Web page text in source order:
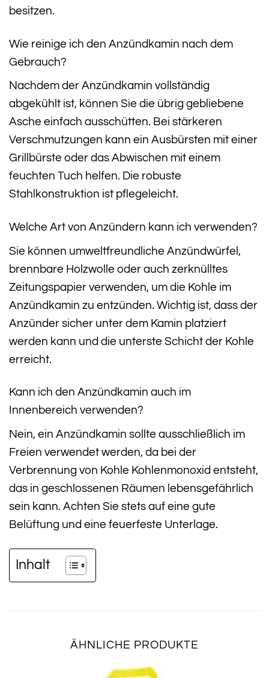
besitzen.
Wie reinige ich den Anzündkamin nach dem
Gebrauch?
Nachdem der Anzündkamin vollständig
abgekühlt ist, können Sie die übrig gebliebene
Asche einfach ausschütten. Bei stärkeren
Verschmutzungen kann ein Ausbürsten mit einer
Grillbürste oder das Abwischen mit einem
feuchten Tuch helfen. Die robuste
Stahlkonstruktion ist pflegeleicht.
Welche Art von Anzündern kann ich verwenden?
Sie können umweltfreundliche Anzündwürfel,
brennbare Holzwolle oder auch zerknülltes
Zeitungspapier verwenden, um die Kohle im
Anzündkamin zu entzünden. Wichtig ist, dass der
Anzünder sicher unter dem Kamin platziert
werden kann und die unterste Schicht der Kohle
erreicht.
Kann ich den Anzündkamin auch im
Innenbereich verwenden?
Nein, ein Anzündkamin sollte ausschließlich im
Freien verwendet werden, da bei der
Verbrennung von Kohle Kohlenmonoxid entsteht,
das in geschlossenen Räumen lebensgefährlich
sein kann. Achten Sie stets auf eine gute
Belüftung und eine feuerfeste Unterlage.
Inhalt
ÄHNLICHE PRODUKTE